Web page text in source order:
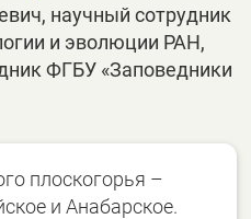
научный сотрудник
и эволюции РАН,
ФГБУ «Заповедники
плоскогорья –
и Анабарское.